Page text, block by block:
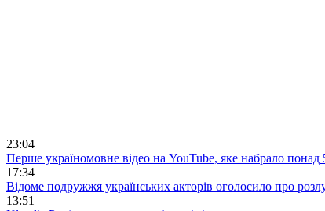
23:04
Перше україномовне відео на YouTube, яке набрало понад
17:34
Відоме подружжя українських акторів оголосило про
13:51